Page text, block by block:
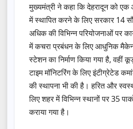
मुख्यमंत्री ने कहा कि देहरादून को
में स्थापित करने के लिए सरकार 14
अधिक की विभिन्न परियोजनाओं पर
में कचरा प्रबंधन के लिए आधुनिक
स्टेशन का निर्माण किया गया है, वहीं
टाइम मॉनिटरिंग के लिए इंटीग्रेटेड
की स्थापना भी की है। हरित और
लिए शहर में विभिन्न स्थानों पर 35
कराया गया है।